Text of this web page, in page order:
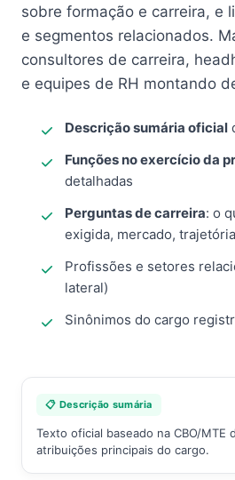
sobre formação e carreira, e
e segmentos relacionados.
consultores de carreira,
e equipes de RH montando
Descrição sumária oficial
Funções no exercício da
detalhadas
Perguntas de carreira: o
exigida, mercado, trajetória
Profissões e setores
lateral)
Sinônimos do cargo
📋 Descrição sumária
Texto oficial baseado na CBO/MTE
atribuições principais do cargo.